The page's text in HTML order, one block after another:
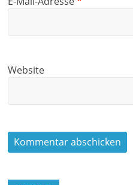
Website